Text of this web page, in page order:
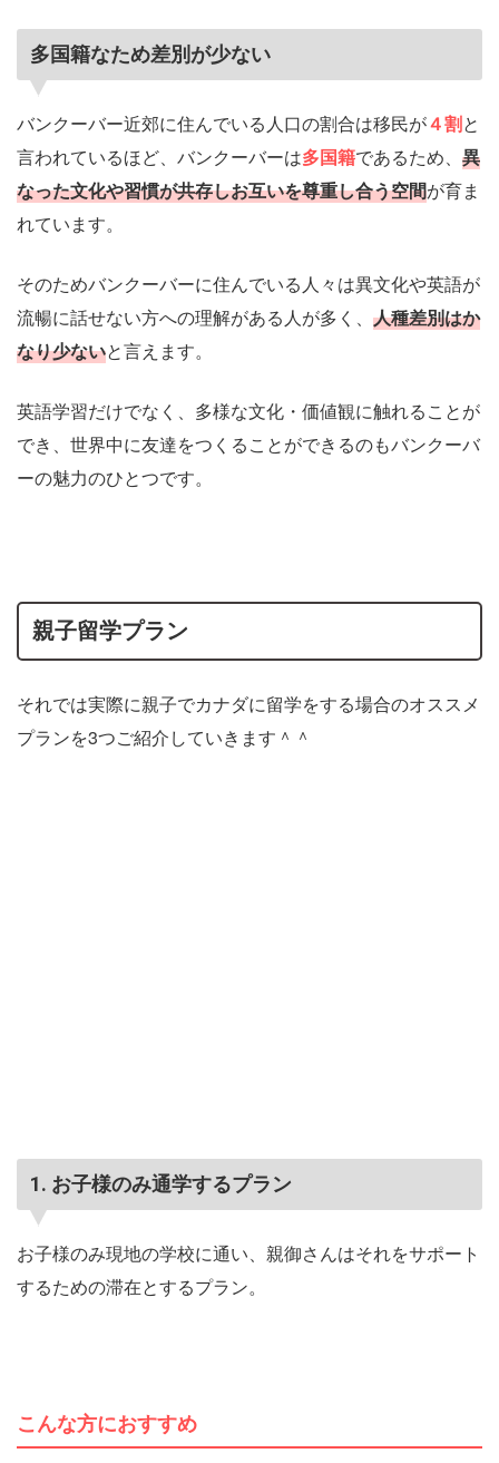
多国籍なため差別が少ない
バンクーバー近郊に住んでいる人口の割合は移民が４割と
言われているほど、バンクーバーは多国籍であるため、 異
なった文化や習慣が共存しお互いを尊重し合う空間が育ま
れています。
そのためバンクーバーに住んでいる人々は異文化や英語が
流暢に話せない方への理解がある人が多く、 人種差別はか
なり少ないと言えます。
英語学習だけでなく、多様な文化・価値観に触れることが
でき、世界中に友達をつくることができるのもバンクーバ
ーの魅力のひとつです。
親子留学プラン
それでは実際に親子でカナダに留学をする場合のオススメ
プランを3つご紹介していきます＾＾
1. お子様のみ通学するプラン
お子様のみ現地の学校に通い、親御さんはそれをサポート
するための滞在とするプラン。
こんな方におすすめ